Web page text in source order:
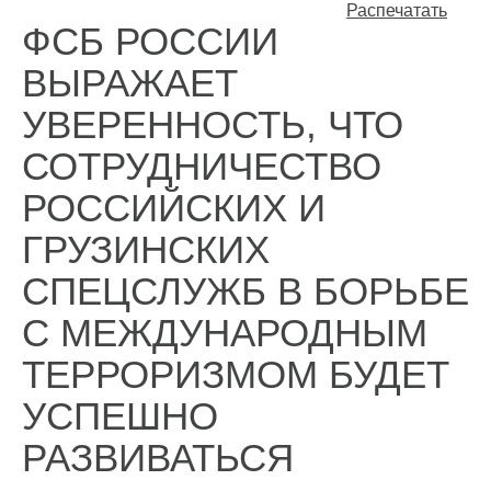
Распечатать
ФСБ РОССИИ
ВЫРАЖАЕТ
УВЕРЕННОСТЬ, ЧТО
СОТРУДНИЧЕСТВО
РОССИЙСКИХ И
ГРУЗИНСКИХ
СПЕЦСЛУЖБ В БОРЬБЕ
С МЕЖДУНАРОДНЫМ
ТЕРРОРИЗМОМ БУДЕТ
УСПЕШНО
РАЗВИВАТЬСЯ